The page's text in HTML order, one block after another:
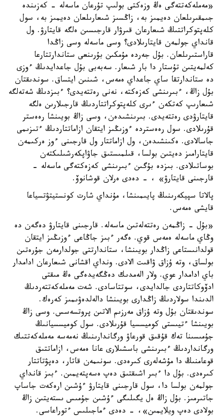
«مەملەكەتتەگى ەڭ وزەكتى بولىپ تۇرعان ماسەلە - كەزىندە
جىمقىرىلعان دەيمىز بە، زاڭسىز شىعارىلعان دەيمىز بە، سول
كلەپتوكراتتىڭ شىعارعان قىرۋار قارجىسىن ەلگە قايتارۋ. ول
قانداي جولمەن قايتارىلادى؟ وسى ماسەلە وسى زاڭدا
قاراستىرىلعان. بۇل جەردە مۇمكىن بۇرىنعى ستاندارتتارعا
كەلمەيتىن تۇستار دا بار شىعار. سەبەبى بۇل جاعدايدىڭ ءوزى
دە ستاندارتقا ساي جاعداي ەمەس، شىنىن ايتساق. سوندىقتان
بۇل زاڭ، ءبىرىنشى كەزەكتە، نەنى رەتتەيدى؟ ءبىزدىڭ شەتەلگە
شىعارىپ كەتكەن ءىرى كلەپتوكراتتاردىڭ قارجىلارىن ەلگە
قايتارۋدى رەتتەيدى. بىرىنشىدەن، وسى زاڭ بويىنشا رەەستر
قۇرىلادى. سول رەەستردە ءوزىڭىز ايتقان ازاماتتاردىڭ ءتىزىمى
جاسالادى. ەكىنشىدەن، ول ازاماتتار ول قارجىنى ءوز ەركىمەن
قايتارامىز دەيتىن بولسا، قىلمىستىق جاۋاپكەرشىلىكتەن
بوساتىلادى. بىزدە بۇگىن ءبىرىنشى كەزەكتەگى ماسەلە -
قارجىنى قايتارۋ» ، - دەدى ەرلان قوشانوۆ.
پالاتا سپيكەرىنىڭ پايىمىنشا، مۇنداي شارت كونستيتۋتسياعا
قايشى ەمەس.
«بۇل - زاڭمەن رەتتەلەتىن ماسەلە. قارجىنى قايتارۋ دەگەن دە
وڭاي ماسەلە ەمەس قوي. ەگەر ءبىز جاڭاعى ءوزىڭىز ايتقان
قولدانىستاعى زاڭدار بويىنشا، ستاندارتتى جولدارمەن جۇرەتىن
بولساق، وتە ۇزاق ۋاقىت الادى. ونداي اقشانى شىعارعان ادامدار
باي ادامدار عوي. ولار الەمدىك دەڭگەيدەگى ەڭ مىقتى
ادۆوكاتتاردى جالدايدى، سوتتاسادى. شەت مەملەكەتتەردىڭ
الدىندا سولاردىڭ زاڭدارى بويىنشا دالەلدەۋىمىز كەرەك.
سوندىقتان بۇل وتە ۇزاق مەرزىم الاتىن پروتسەسس. وسى زاڭ
بويىنشا ءتيىستى كوميسسيا قۇرىلادى. سول كوميسسيانىڭ
جۇمىسىنا تەك قۇقىق قورعاۋ ورگاندارىنىڭ نەمەسە مەملەكەتتىك
ورگانداردىڭ ءبىرىنشى باسشىلارى عانا ەمەس، ازاماتتىق
قوعامنىڭ دا مۇشەلەرى كىرەدى. سونىمەن قاتار، دەپۋتاتتار
كىرەدى. بۇل دا ءبىر اشىقتىق دەپ ەسەپتەيمىن. ءبىز قانداي
جولمەن بولسا دا، سول قارجىنى قايتارۋ ءۇشىن ارەكەت جاساپ
جاتىرمىز. بۇل زاڭ ەل يگىلىگى ءۇشىن جۇمىس ىستەيتىن زاڭ
بولادى دەپ ويلايمىن»، - دەدى ءماجىلىس ءتوراعاسى.